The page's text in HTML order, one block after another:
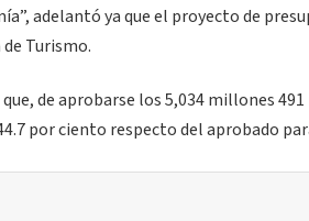
adelantó ya que el proyecto de
Turismo.
de aprobarse los 5,034 millones
por ciento respecto del aprobado